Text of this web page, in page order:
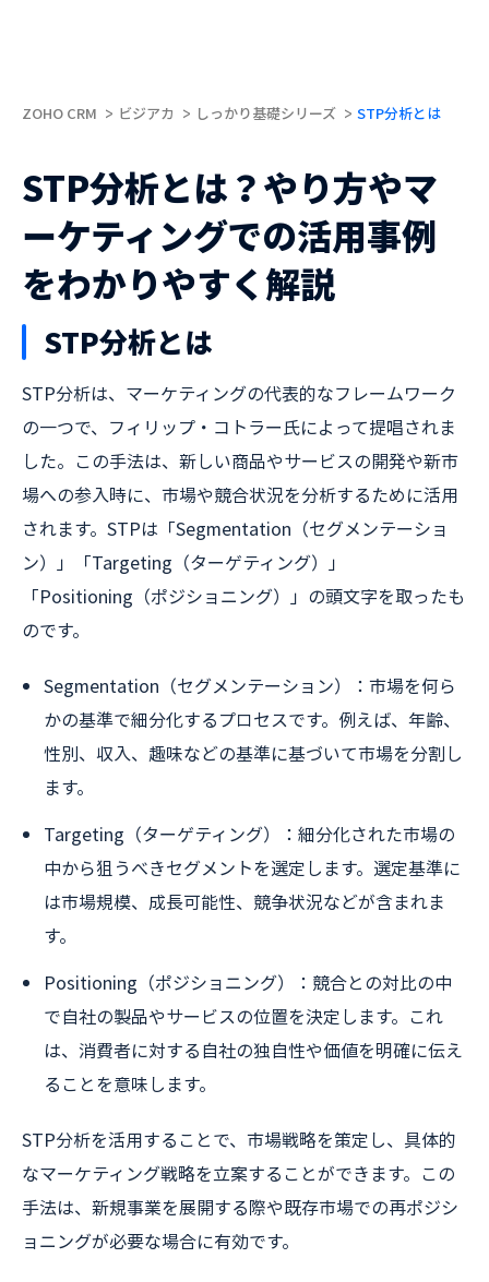
ZOHO CRM ビジアカ しっかり基礎シリーズ STP分析とは
STP分析とは？やり方やマ
ーケティングでの活用事例
をわかりやすく解説
STP分析とは
STP分析は、マーケティングの代表的なフレームワーク
の一つで、フィリップ・コトラー氏によって提唱されま
した。この手法は、新しい商品やサービスの開発や新市
場への参入時に、市場や競合状況を分析するために活用
されます。STPは「Segmentation（セグメンテーショ
ン）」「Targeting（ターゲティング）」
「Positioning（ポジショニング）」の頭文字を取ったも
のです。
Segmentation（セグメンテーション）：市場を何ら
かの基準で細分化するプロセスです。例えば、年齢、
性別、収入、趣味などの基準に基づいて市場を分割し
ます。
Targeting（ターゲティング）：細分化された市場の
中から狙うべきセグメントを選定します。選定基準に
は市場規模、成長可能性、競争状況などが含まれま
す。
Positioning（ポジショニング）：競合との対比の中
で自社の製品やサービスの位置を決定します。これ
は、消費者に対する自社の独自性や価値を明確に伝え
ることを意味します。
STP分析を活用することで、市場戦略を策定し、具体的
なマーケティング戦略を立案することができます。この
手法は、新規事業を展開する際や既存市場での再ポジシ
ョニングが必要な場合に有効です。